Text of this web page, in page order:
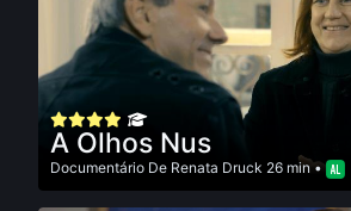
A Olhos Nus
Documentário De Renata Druck 26 min •